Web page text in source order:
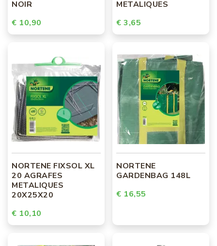
NOIR
€ 10,90
METALIQUES
€ 3,65
NORTENE FIXSOL XL
20 AGRAFES
METALIQUES
20X25X20
€ 10,10
NORTENE
GARDENBAG 148L
€ 16,55